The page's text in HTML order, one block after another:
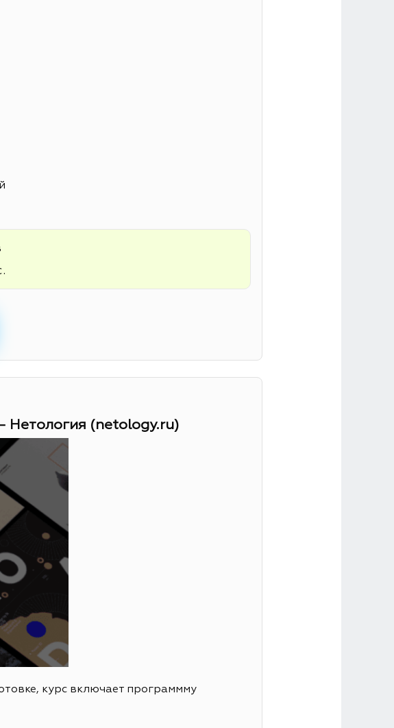
Нетология (netology.ru)
курс включает программму